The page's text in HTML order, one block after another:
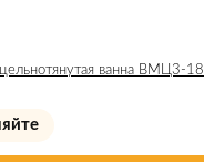
цельнотянутая ванна ВМЦ3-